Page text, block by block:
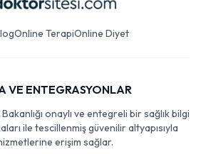
Online TerapiOnline Diyet
VE ENTEGRASYONLAR
onaylı ve entegreli bir sağlık bilgi
ile tescillenmiş güvenilir altyapısıyla
erişim sağlar.